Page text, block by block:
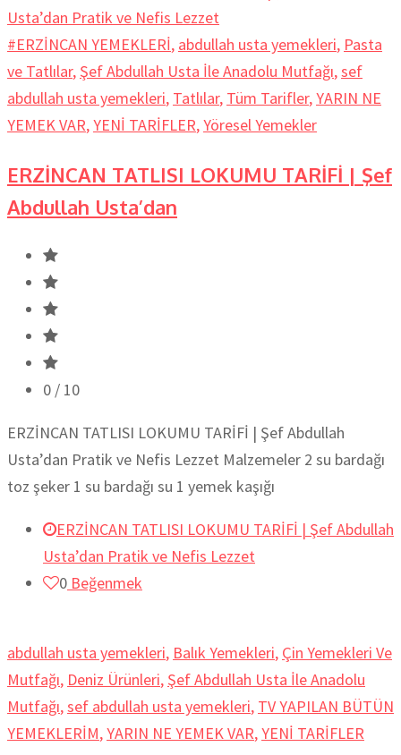
#ERZİNCAN YEMEKLERİ, abdullah usta yemekleri, Pasta
ve Tatlılar, Şef Abdullah Usta İle Anadolu Mutfağı,sef
abdullah usta yemekleri, Tatlılar, Tüm Tarifler,YARIN NE
YEMEK VAR,YENİ TARİFLER,Yöresel Yemekler
ERZİNCAN TATLISI LOKUMU TARİFİ | Şef
Abdullah Usta’dan
0 / 10
ERZİNCAN TATLISI LOKUMU TARİFİ | Şef Abdullah
Usta’dan Pratik ve Nefis Lezzet Malzemeler 2 su bardağı
toz şeker 1 su bardağı su 1 yemek kaşığı
ERZİNCAN TATLISI LOKUMU TARİFİ | Şef Abdullah
Usta’dan Pratik ve Nefis Lezzet
0 Beğenmek
abdullah usta yemekleri, Balık Yemekleri, Çin Yemekleri Ve
Mutfağı, Deniz Ürünleri, Şef Abdullah Usta İle Anadolu
Mutfağı,sef abdullah usta yemekleri, TV YAPILAN BÜTÜN
YEMEKLERİM,YARIN NE YEMEK VAR,YENİ TARİFLER